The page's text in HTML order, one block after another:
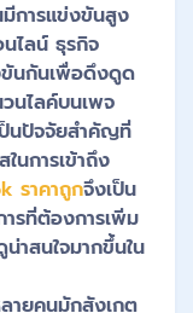
การแข่งขันสูง
นไลน์ ธุรกิจ
นกันเพื่อดึงดูด
นไลค์บนเพจ
ป็นปัจจัยสำคัญที่
นการเข้าถึง
ราคาถูกจึงเป็น
รที่ต้องการเพิ่ม
าสนใจมากขึ้นใน
ายคนมักสังเกต